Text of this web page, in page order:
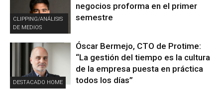
CLIPPING/ANÁLISIS
DE MEDIOS
negocios proforma en el primer
semestre
DESTACADO HOME
Óscar Bermejo, CTO de Protime:
“La gestión del tiempo es la cultura
de la empresa puesta en práctica
todos los días”